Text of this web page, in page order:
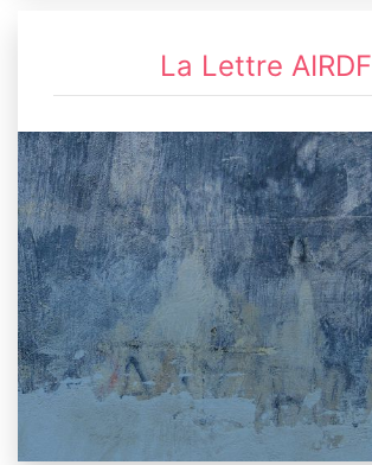
La Lettre AIRDF